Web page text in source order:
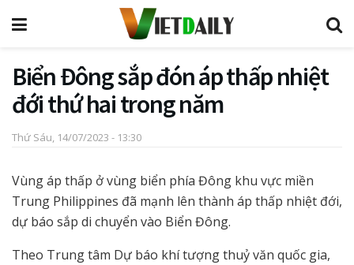
Biển Đông sắp đón áp thấp nhiệt
đới thứ hai trong năm
Thứ Sáu, 14/07/2023 - 13:30
Vùng áp thấp ở vùng biển phía Đông khu vực miền
Trung Philippines đã mạnh lên thành áp thấp nhiệt đới,
dự báo sắp di chuyển vào Biển Đông.
Theo Trung tâm Dự báo khí tượng thuỷ văn quốc gia,